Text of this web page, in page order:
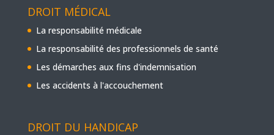
DROIT MÉDICAL
La responsabilité médicale
La responsabilité des professionnels de santé
Les démarches aux fins d'indemnisation
Les accidents à l'accouchement
DROIT DU HANDICAP